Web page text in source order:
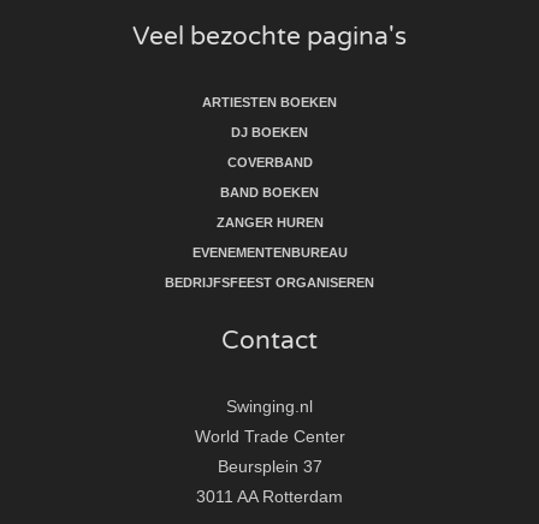
Veel bezochte pagina's
ARTIESTEN BOEKEN
DJ BOEKEN
COVERBAND
BAND BOEKEN
ZANGER HUREN
EVENEMENTENBUREAU
BEDRIJFSFEEST ORGANISEREN
Contact
Swinging.nl
World Trade Center
Beursplein 37
3011 AA Rotterdam